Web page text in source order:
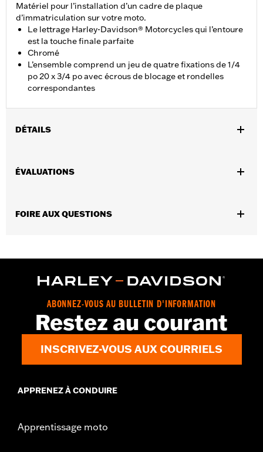
Matériel pour l’installation d’un cadre de plaque
d’immatriculation sur votre moto.
Le lettrage Harley-Davidson® Motorcycles qui l’entoure
est la touche finale parfaite
Chromé
L’ensemble comprend un jeu de quatre fixations de 1/4
po 20 x 3/4 po avec écrous de blocage et rondelles
correspondantes
DÉTAILS
Collection:Collection Willie G. Skull
de blocage et rondelles
ÉVALUATIONS
FOIRE AUX QUESTIONS
ABONNEZ-VOUS AU BULLETIN D'INFORMATION
Restez au courant
INSCRIVEZ-VOUS AUX COURRIELS
APPRENEZ À CONDUIRE
Apprentissage moto